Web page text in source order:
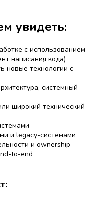
увидеть:
с использованием
написания кода)
новые технологии с
системный
широкий технический
и legacy-системами
и ownership
to-end